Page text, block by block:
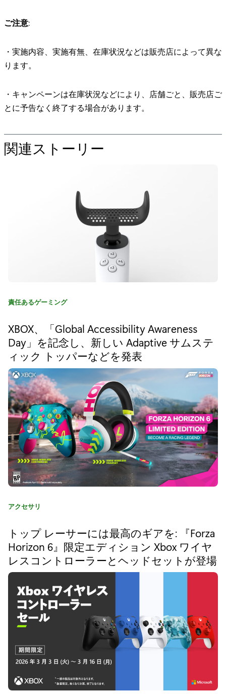
ご注意:
・実施内容、実施有無、在庫状況などは販売店によって異な
ります。
・キャンペーンは在庫状況などにより、店舗ごと、販売店ご
とに予告なく終了する場合があります。
関連ストーリー
"
X
b
o
イ
ヤ
レ
ス
コ
ン
ト
ロ
ー
対
象
製
品
0
%
オ
カ
リ
責任あるゲーミング
XBOX、「Global Accessibility Awareness
Day」を記念し、新しい Adaptive サムステ
ィック トッパーなどを発表
カ
リ
アクセサリ
トップ レーサーには最高のギアを: 『Forza
Horizon 6』限定エディション Xbox ワイヤ
レスコントローラーとヘッドセットが登場